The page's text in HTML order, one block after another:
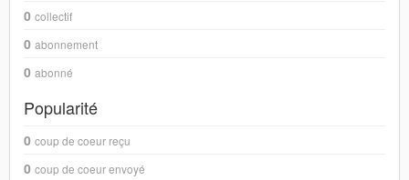
0 collectif
0 abonnement
0 abonné
Popularité
0 coup de coeur reçu
0 coup de coeur envoyé